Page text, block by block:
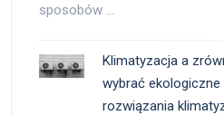
sposobów …
Klimatyzacja a
wybrać
rozwiązania